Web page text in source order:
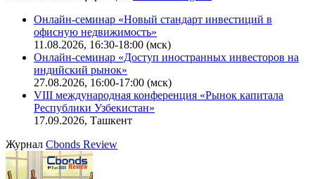
Онлайн-семинар «Новый стандарт инвестиций в
офисную недвижимость»
11.08.2026, 16:30-18:00 (мск)
Онлайн-семинар «Доступ иностранных инвесторов на
индийский рынок»
27.08.2026, 16:00-17:00 (мск)
VIII международная конференция «Рынок капитала
Республики Узбекистан»
17.09.2026, Ташкент
Журнал Cbonds Review